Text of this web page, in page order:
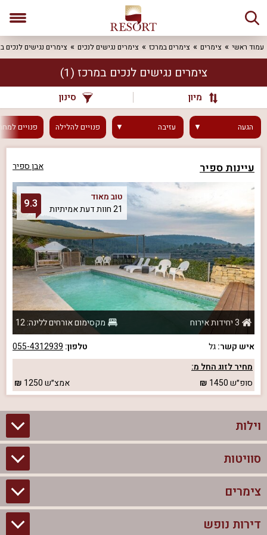
עמוד ראשי צימרים צימרים במרכז צימרים נגישים לנכים צימרים נגישים לנכים
צימרים נגישים לנכים במרכז (1)
מיון סינון
הגעה עזיבה פנוייםלהלילה פנויים
עיינות ספיר אבן ספיר
טוב מאוד
21 חוות דעת אמיתיות
9.3
3 יחידות אירוח
מקסימום אורחים ללינה: 12
איש קשר:גל טלפון: 055-4312939
מחיר לזוג החל מ:
סופ״ש1450 אמצ״ש1250
וילות
וילות בצפון
וילות להשכרה
סוויטות
סוויטות בצפון
צימרים לזוגות עם בריכה פרטית
צימרים
צימרים בצפון
דירות נופש